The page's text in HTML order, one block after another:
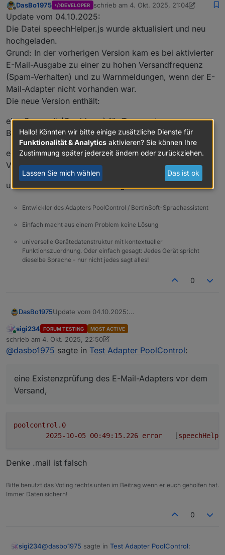
Offline
DasBo1975 DEVELOPER schrieb am 4. Okt. 2025, 21:04
zuletzt editiert von DasBo197510. Apr.
Update vom 04.10.2025:
Die Datei speechHelper.js wurde aktualisiert und neu
hochgeladen.
Grund: In der vorherigen Version kam es bei aktivierter
E-Mail-Ausgabe zu einer zu hohen Versandfrequenz
(Spam-Verhalten) und zu Warnmeldungen, wenn der E-
Mail-Adapter nicht vorhanden war.
Die neue Version enthält:
eine Sperrzeit (Cooldown) für Temperatur-
Benachrichtigungen,
eine Existenzprüfung des E-Mail-Adapters vor dem
Versand,
und verhindert dadurch unnötige E-Mail-Schleifen.
Entwickler des Adapters PoolControl / BertinSoft-Sprachassistent
Einfach macht aus einem Problem keine Lösung
universelle Gerätedatenstruktur mit kontextueller
Funktionszuordnung. Oder einfach gesagt: Jedes Gerät spricht
dieselbe Sprache - nur nicht jedes sagt alles!
0
DasBo1975Update vom 04.10.2025:
neu hochgeladen.
Grund: In der vorherigen Version kam es bei
aktivierter E-Mail-Ausgabe zu einer zu hohen
vorhanden war.
eine Sperrzeit (Cooldown) für Temperatur-
Benachrichtigungen,
eine Existenzprüfung des E-Mail-Adapters vor dem
Online
sigi234 FORUM TESTING MOST ACTIVE
schrieb am 4. Okt. 2025, 22:50
zuletzt editiert von sigi23410. Mai 2025, 00:51
@dasbo1975 sagte in Test Adapter PoolControl:
eine Existenzprüfung des E-Mail-Adapters vor dem
Versand,
poolcontrol.0
error
	[
Denke .mail ist falsch
Bitte benutzt das Voting rechts unten im Beitrag wenn er euch geholfen hat.
Immer Daten sichern!
0
sigi234@dasbo1975 sagte in Test Adapter PoolControl:
Hallo! Könnten wir bitte einige zusätzliche Dienste für
Funktionalität & Analytics aktivieren? Sie können Ihre
Zustimmung später jederzeit ändern oder zurückziehen.
Lassen Sie mich wählen Das ist ok